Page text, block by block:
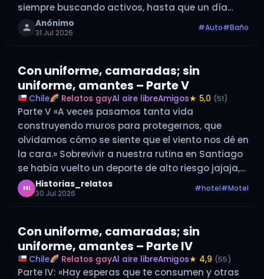
siempre buscando activos, hasta que un día
encontré dos scorts dotados de color y me
atreví, y…
Anónimo
31 Jul 2026
#Auto#Baño
Con uniforme, camaradas; sin
uniforme, amantes – Parte V
Chile Relatos gayAl aire libreAmigos★ 5,0 (51)
Parte V «A veces pasamos tanta vida
construyendo muros para protegernos, que
olvidamos cómo se siente que el viento nos dé en
la cara.» Sobrevivir a nuestra rutina en Santiago
se había vuelto un deporte de alto riesgo jajaja,
pero también una costumbre que se volvió parte
de nuestra rutina.…
HI Historias_relatos
30 Jul 2026
#hotel#Motel
Con uniforme, camaradas; sin
uniforme, amantes – Parte IV
Chile Relatos gayAl aire libreAmigos★ 4,9 (55)
Parte IV: «Hay esperas que te consumen y otras